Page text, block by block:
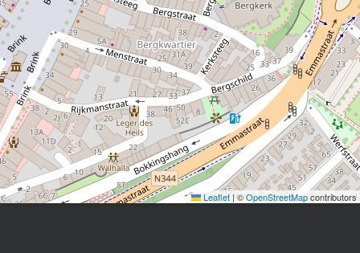
Leaflet | ©OpenStreetMapcontributors